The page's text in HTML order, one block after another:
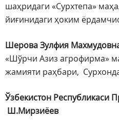
шаҳридаги «Сурхтепа»
йиғинидаги ҳоким
Шерова Зулфия
«Шўрчи Азиз агрофирма»
жамияти раҳбари,
Ўзбекистон
Ш.Мирзиёев